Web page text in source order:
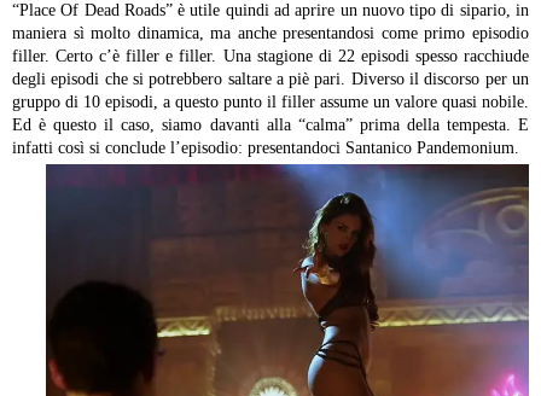
“Place Of Dead Roads” è utile quindi ad aprire un nuovo tipo di sipario, in
maniera sì molto dinamica, ma anche presentandosi come primo episodio
filler. Certo c’è filler e filler. Una stagione di 22 episodi spesso racchiude
degli episodi che si potrebbero saltare a piè pari. Diverso il discorso per un
gruppo di 10 episodi, a questo punto il filler assume un valore quasi nobile.
Ed è questo il caso, siamo davanti alla “calma” prima della tempesta. E
infatti così si conclude l’episodio: presentandoci Santanico Pandemonium.